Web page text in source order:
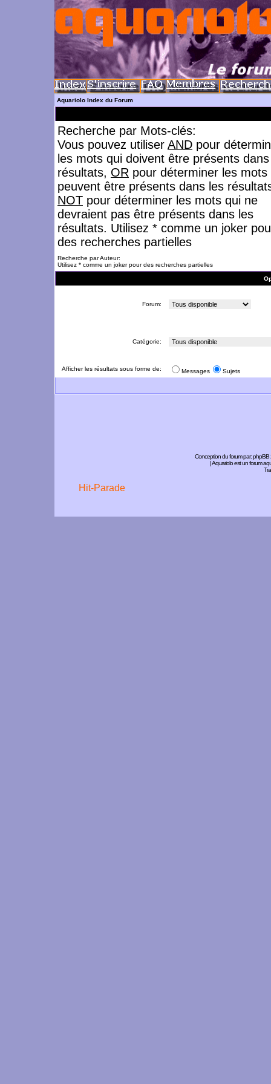
Aquariolo Index du Forum
Recherche par Mots-clés:
Vous pouvez utiliser AND pour
les mots qui doivent être présents
résultats, OR pour déterminer les mots
peuvent être présents dans les
NOT pour déterminer les mots qui ne
devraient pas être présents dans les
résultats. Utilisez * comme un joker
des recherches partielles
Recherche par Auteur:
Utilisez * comme un joker pour des recherches partielles
Forum:
Catégorie:
Afficher les résultats sous forme de: Messages Sujets
Conception du forum par:phpBB
| Aquariolo est un forum